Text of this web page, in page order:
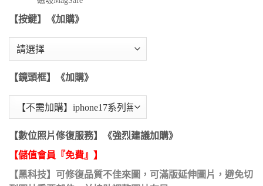
【按鍵】《加購》
【鏡頭框】《加購》
【數位照片修復服務】《強烈建議加購》
【儲值會員『免費』】
【黑科技】可修復品質不佳來圖，可滿版延伸圖片，避免切